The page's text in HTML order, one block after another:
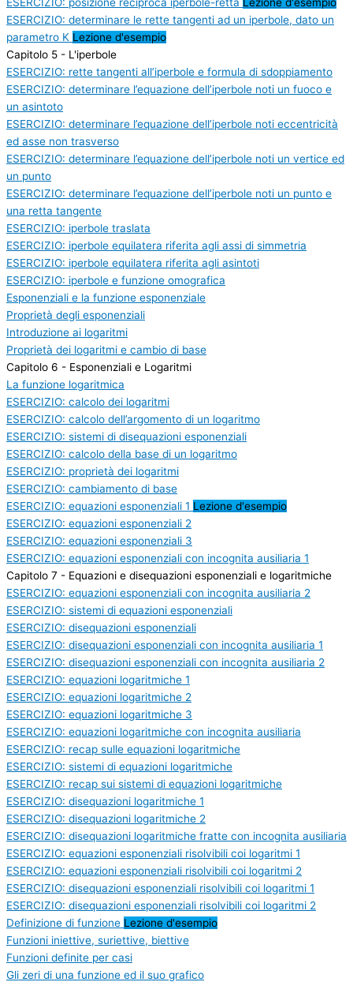
ESERCIZIO: determinare le rette tangenti ad un iperbole, dato un
parametro K Lezione d'esempio
Capitolo 5 - L'iperbole
ESERCIZIO: rette tangenti all’iperbole e formula di sdoppiamento
ESERCIZIO: determinare l’equazione dell’iperbole noti un fuoco e
un asintoto
ESERCIZIO: determinare l’equazione dell’iperbole noti eccentricità
ed asse non trasverso
ESERCIZIO: determinare l’equazione dell’iperbole noti un vertice ed
un punto
ESERCIZIO: determinare l’equazione dell’iperbole noti un punto e
una retta tangente
ESERCIZIO: iperbole traslata
ESERCIZIO: iperbole equilatera riferita agli assi di simmetria
ESERCIZIO: iperbole equilatera riferita agli asintoti
ESERCIZIO: iperbole e funzione omografica
Esponenziali e la funzione esponenziale
Proprietà degli esponenziali
Introduzione ai logaritmi
Proprietà dei logaritmi e cambio di base
Capitolo 6 - Esponenziali e Logaritmi
La funzione logaritmica
ESERCIZIO: calcolo dei logaritmi
ESERCIZIO: calcolo dell’argomento di un logaritmo
ESERCIZIO: sistemi di disequazioni esponenziali
ESERCIZIO: calcolo della base di un logaritmo
ESERCIZIO: proprietà dei logaritmi
ESERCIZIO: cambiamento di base
ESERCIZIO: equazioni esponenziali 1 Lezione d'esempio
ESERCIZIO: equazioni esponenziali 2
ESERCIZIO: equazioni esponenziali 3
ESERCIZIO: equazioni esponenziali con incognita ausiliaria 1
Capitolo 7 - Equazioni e disequazioni esponenziali e logaritmiche
ESERCIZIO: equazioni esponenziali con incognita ausiliaria 2
ESERCIZIO: sistemi di equazioni esponenziali
ESERCIZIO: disequazioni esponenziali
ESERCIZIO: disequazioni esponenziali con incognita ausiliaria 1
ESERCIZIO: disequazioni esponenziali con incognita ausiliaria 2
ESERCIZIO: equazioni logaritmiche 1
ESERCIZIO: equazioni logaritmiche 2
ESERCIZIO: equazioni logaritmiche 3
ESERCIZIO: equazioni logaritmiche con incognita ausiliaria
ESERCIZIO: recap sulle equazioni logaritmiche
ESERCIZIO: sistemi di equazioni logaritmiche
ESERCIZIO: recap sui sistemi di equazioni logaritmiche
ESERCIZIO: disequazioni logaritmiche 1
ESERCIZIO: disequazioni logaritmiche 2
ESERCIZIO: disequazioni logaritmiche fratte con incognita ausiliaria
ESERCIZIO: equazioni esponenziali risolvibili coi logaritmi 1
ESERCIZIO: equazioni esponenziali risolvibili coi logaritmi 2
ESERCIZIO: disequazioni esponenziali risolvibili coi logaritmi 1
ESERCIZIO: disequazioni esponenziali risolvibili coi logaritmi 2
Definizione di funzione Lezione d'esempio
Funzioni iniettive, suriettive, biettive
Funzioni definite per casi
Gli zeri di una funzione ed il suo grafico